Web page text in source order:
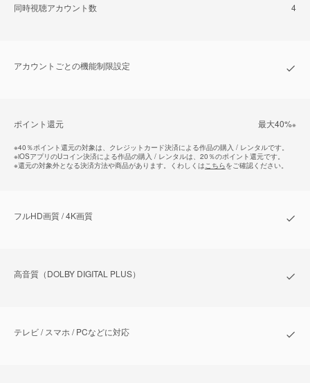
同時視聴アカウント数 4
アカウントごとの機能制限設定
ポイント還元 最⼤40%※
※40％ポイント還元の対象は、クレジットカード決済による作品の購入 / レンタルです。
※iOSアプリのUコイン決済による作品の購入 / レンタルは、20％のポイント還元です。
※還元の対象外となる決済方法や商品があります。くわしくはこちらをご確認ください。
フルHD画質 / 4K画質
⾼⾳質（DOLBY DIGITAL PLUS）
テレビ / スマホ / PCなどに対応